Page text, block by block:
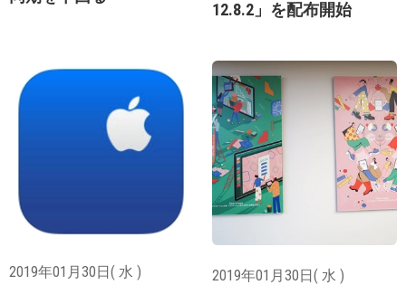
12.8.2」を配布開始
2019年01月30日( 水 ) 2019年01月30日( 水 )